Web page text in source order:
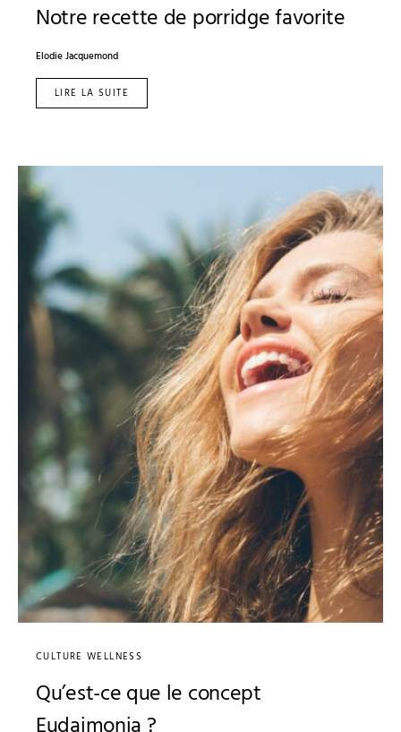
Notre recette de porridge favorite
Elodie Jacquemond
LIRE LA SUITE
CULTURE WELLNESS
Qu’est-ce que le concept